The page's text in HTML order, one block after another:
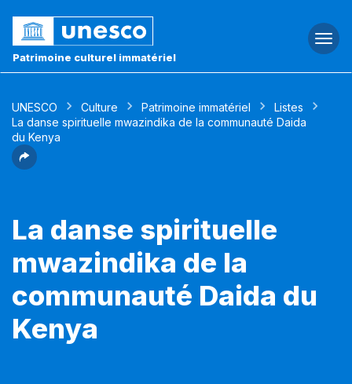
Patrimoine culturel immatériel
UNESCO Culture Patrimoine immatériel
Listes
La danse spirituelle mwazindika de la communauté Daida
du Kenya
La danse spirituelle
mwazindika de la
communauté Daida du
Kenya